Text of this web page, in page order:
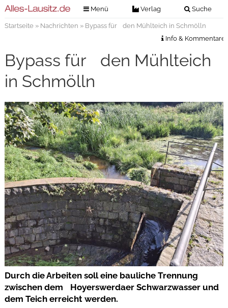
Menü Verlag Suche
Verlag
Kontakt
Impressum
Nachrichten
Veranstaltungstickets
Anzeigenannahme
Anzeigensuche
Digitale Ausgaben
Startseite» Nachrichten » Bypass für den Mühlteich in Schmölln
Info & Kommentare
Bypass für den Mühlteich
in Schmölln
Durch die Arbeiten soll eine bauliche Trennung
zwischen dem Hoyerswerdaer Schwarzwasser und
dem Teich erreicht werden.